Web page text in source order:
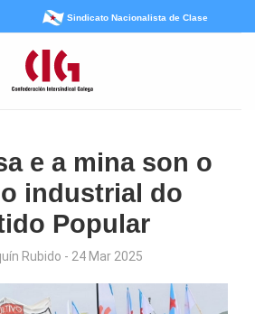
Sindicato Nacionalista de Clase
e a mina son o
industrial do
Popular
Rubido - 24 Mar 2025